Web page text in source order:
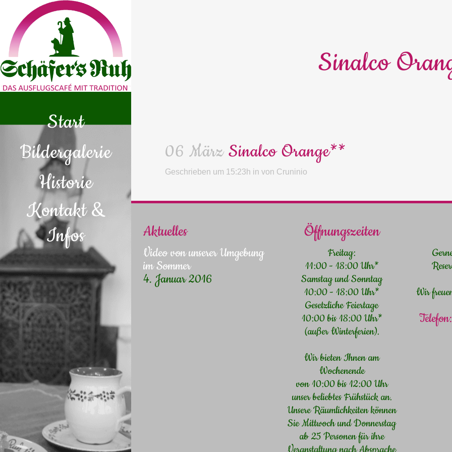
Start
Bildergalerie
Historie
Kontakt &
Infos
Sinalco
06 MärzSinalco Orange**
Geschrieben um 15:23h in von Cruninio
Aktuelles
Video von unserer Umgebung
im Sommer
4. Januar 2016
Öffnungszeiten
Freitag:
11:00 - 18:00 Uhr*
Samstag und Sonntag
10:00 - 18:00 Uhr*
Gesetzliche Feiertage
10:00 bis 18:00 Uhr*
(außer Winterferien).
Wir bieten Ihnen am
Wochenende
von 10:00 bis 12:00 Uhr
unser beliebtes Frühstück an.
Unsere Räumlichkeiten können
Sie Mittwoch und Donnerstag
ab 25 Personen für ihre
Wir